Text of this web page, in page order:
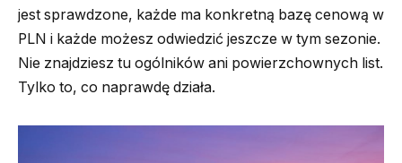
jest sprawdzone, każde ma konkretną bazę cenową w
PLN i każde możesz odwiedzić jeszcze w tym sezonie.
Nie znajdziesz tu ogólników ani powierzchownych list.
Tylko to, co naprawdę działa.